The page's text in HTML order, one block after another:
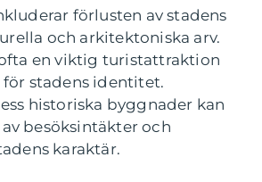
förlusten av stadens
och arkitektoniska arv.
en viktig turistattraktion
stadens identitet.
historiska byggnader kan
besöksintäkter och
karaktär.